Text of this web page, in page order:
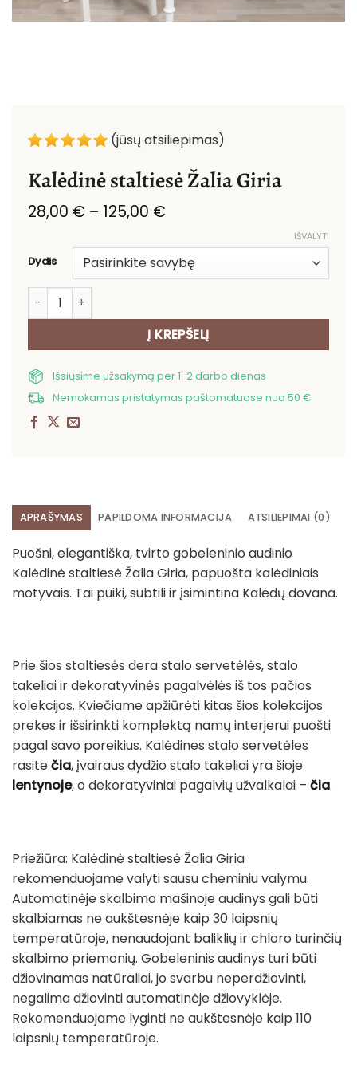
(jūsų atsiliepimas)
Kalėdinė staltiesė Žalia Giria
28,00 € – 125,00 €
through
125,00 €
Dydis
IŠVALYTI
produkto kiekis: Kalėdinė staltiesė Žalia Giria
Į KREPŠELĮ
Išsiųsime užsakymą per 1-2 darbo dienas
Nemokamas pristatymas paštomatuose nuo 50 €
APRAŠYMAS PAPILDOMA INFORMACIJA ATSILIEPIMAI (0)
Puošni, elegantiška, tvirto gobeleninio audinio
Kalėdinė staltiesė Žalia Giria, papuošta kalėdiniais
motyvais. Tai puiki, subtili ir įsimintina Kalėdų dovana.
Prie šios staltiesės dera stalo servetėlės, stalo
takeliai ir dekoratyvinės pagalvėlės iš tos pačios
kolekcijos. Kviečiame apžiūrėti kitas šios kolekcijos
prekes ir išsirinkti komplektą namų interjerui puošti
pagal savo poreikius. Kalėdines stalo servetėles
rasitečia, įvairaus dydžio stalo takeliai yra šioje
lentynoje, o dekoratyviniai pagalvių užvalkalai – čia.
Priežiūra: Kalėdinė staltiesė Žalia Giria
rekomenduojame valyti sausu cheminiu valymu.
Automatinėje skalbimo mašinoje audinys gali būti
skalbiamas ne aukštesnėje kaip 30 laipsnių
temperatūroje, nenaudojant baliklių ir chloro turinčių
skalbimo priemonių. Gobeleninis audinys turi būti
džiovinamas natūraliai, jo svarbu neperdžiovinti,
negalima džiovinti automatinėje džiovyklėje.
Rekomenduojame lyginti ne aukštesnėje kaip 110
laipsnių temperatūroje.